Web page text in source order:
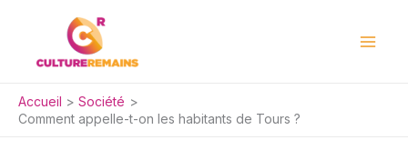
Accueil
Société
Comment appelle-t-on les habitants de Tours ?